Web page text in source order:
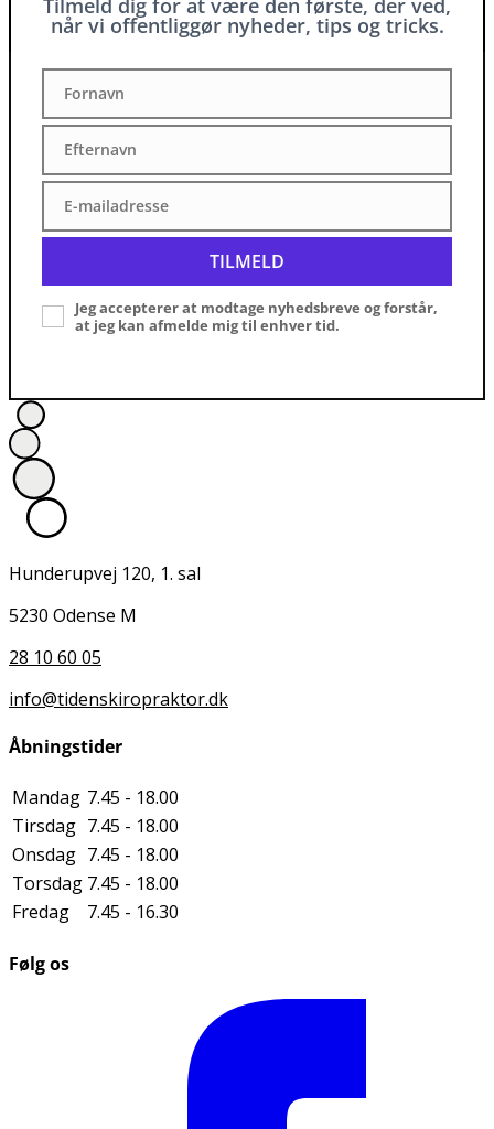
når vi offentliggør nyheder, tips og tricks.
Fornavn
Fornavn
Efternavn
Efternavn
mailadresse
E-mailadresse
TILMELD
Jeg accepterer at modtage nyhedsbreve og forstår,
at jeg kan afmelde mig til enhver tid.
Hunderupvej 120, 1. sal
5230 Odense M
28 10 60 05
info@tidenskiropraktor.dk
Åbningstider
Mandag 7.45 - 18.00
Tirsdag 7.45 - 18.00
Onsdag 7.45 - 18.00
Torsdag 7.45 - 18.00
Fredag
7.45 - 16.30
Følg os